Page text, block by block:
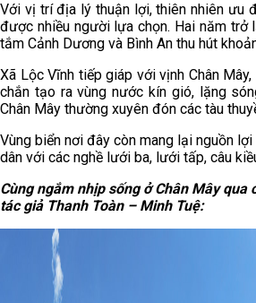
Với vị trí địa lý thuận lợi, thiên nhiên ưu
được nhiều người lựa chọn. Hai năm trở
tắm Cảnh Dương và Bình An thu hút
Xã Lộc Vĩnh tiếp giáp với vịnh Chân
chắn tạo ra vùng nước kín gió, lặng
Chân Mây thường xuyên đón các tàu
Vùng biển nơi đây còn mang lại nguồn
dân với các nghề lưới ba, lưới tấp, câu
Cùng ngắm nhịp sống ở Chân Mây
tác giả Thanh Toàn – Minh Tuệ: